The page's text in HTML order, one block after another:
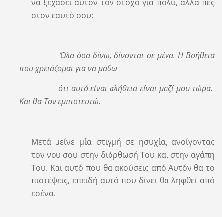
να ξεχάσει αυτόν τον στόχο για πολύ, αλλά πες
στον εαυτό σου:
Όλα όσα δίνω, δίνονται σε μένα. Η Βοήθεια
που χρειάζομαι για να μάθω
ότι αυτό είναι αλήθεια είναι μαζί μου τώρα.
Και θα Τον εμπιστευτώ.
Μετά μείνε μία στιγμή σε ησυχία, ανοίγοντας
τον νου σου στην διόρθωσή Του και στην αγάπη
Του. Και αυτό που θα ακούσεις από Αυτόν θα το
πιστέψεις, επειδή αυτό που δίνει θα ληφθεί από
εσένα.